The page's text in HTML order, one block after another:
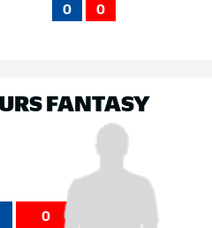
0 0
FANTASY
0